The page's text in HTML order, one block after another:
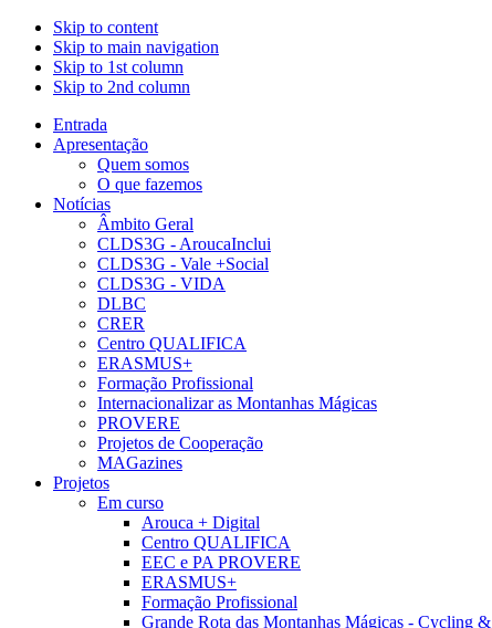
Skip to content
Skip to main navigation
Skip to 1st column
Skip to 2nd column
Entrada
Apresentação
Quem somos
O que fazemos
Notícias
Âmbito Geral
CLDS3G - AroucaInclui
CLDS3G - Vale +Social
CLDS3G - VIDA
DLBC
CRER
Centro QUALIFICA
ERASMUS+
Formação Profissional
Internacionalizar as Montanhas Mágicas
PROVERE
Projetos de Cooperação
MAGazines
Projetos
Em curso
Arouca + Digital
Centro QUALIFICA
EEC e PA PROVERE
ERASMUS+
Formação Profissional
Grande Rota das Montanhas Mágicas - Cycling